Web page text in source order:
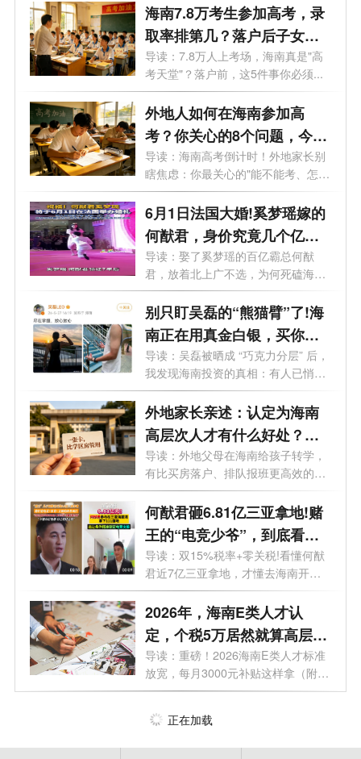
海南7.8万考生参加高考，录
取率排第几？落户后子女能
马上随迁转学吗？一文读懂
导读：7.8万人上考场，海南真是"高
考天堂"？落户前，这5件事你必须...
外地人如何在海南参加高
考？你关心的8个问题，今天
一次性说清楚
导读：海南高考倒计时！外地家长别
瞎焦虑：你最关心的"能不能考、怎
么...
6月1日法国大婚!奚梦瑶嫁的
何猷君，身价究竟几个亿？
为何悄悄盯上了海南？
导读：娶了奚梦瑶的百亿霸总何猷
君，放着北上广不选，为何死磕海
南？真相...
别只盯吴磊的“熊猫臂”了!海
南正在用真金白银，买你愿
意留下的时间
导读：吴磊被晒成 “巧克力分层” 后，
我发现海南投资的真相：有人已悄
悄...
外地家长亲述：认定为海南
高层次人才有什么好处？一
张“人才卡”比学区房管用
导读：外地父母在海南给孩子转学，
有比买房落户、排队报班更高效的路
子吗...
何猷君砸6.81亿三亚拿地!赌
王的“电竞少爷”，到底看中
了海南什么？
导读：双15%税率+零关税!看懂何猷
君近7亿三亚拿地，才懂去海南开公
司有多香...
2026年，海南E类人才认
定，个税5万居然就算高层次
人才了？
导读：重磅！2026海南E类人才标准
放宽，每月3000元补贴这样拿（附全
攻略）。...
正在加载